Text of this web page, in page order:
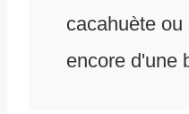
cacahuète
encore d'une